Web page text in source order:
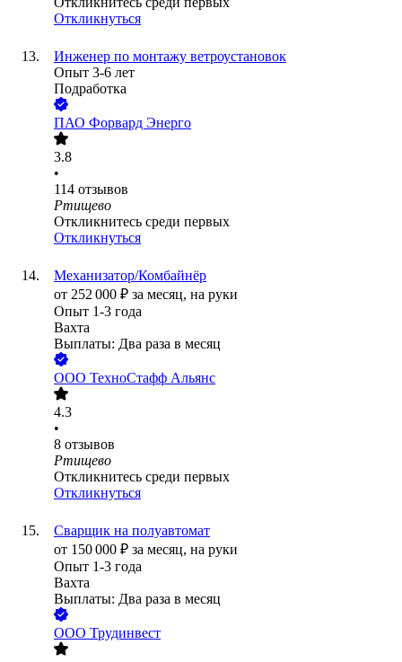
Откликнуться
Инженер по монтажу ветроустановок
Опыт 3-6 лет
Подработка
ПАО Форвард Энерго
3.8
•
114 отзывов
Ртищево
Откликнитесь среди первых
Откликнуться
Механизатор/Комбайнёр
от 252 000 ₽ за месяц, на руки
Опыт 1-3 года
Вахта
Выплаты: Два раза в месяц
ООО ТехноСтафф Альянс
4.3
•
8 отзывов
Ртищево
Откликнитесь среди первых
Откликнуться
Сварщик на полуавтомат
от 150 000 ₽ за месяц, на руки
Опыт 1-3 года
Вахта
Выплаты: Два раза в месяц
ООО Трудинвест